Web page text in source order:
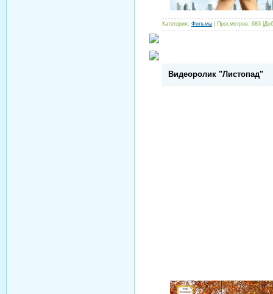
Категория: Фильмы | Просмотров: 683
Видеоролик "Листопад"